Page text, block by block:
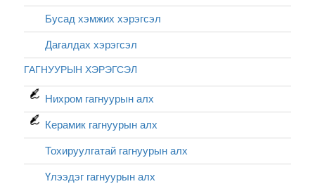
Бусад хэмжих хэрэгсэл
Дагалдах хэрэгсэл
ГАГНУУРЫН ХЭРЭГСЭЛ
Нихром гагнуурын алх
Керамик гагнуурын алх
Тохируулгатай гагнуурын алх
Үлээдэг гагнуурын алх